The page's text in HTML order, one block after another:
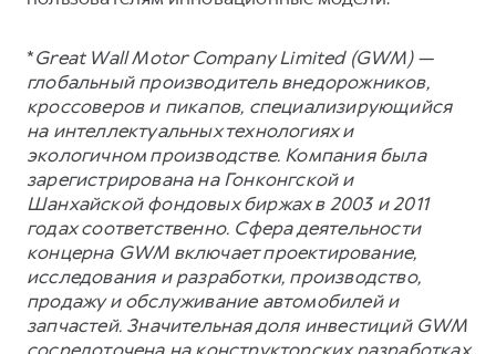
*Great Wall Motor Company Limited (GWM) —
глобальный производитель внедорожников,
кроссоверов и пикапов, специализирующийся
на интеллектуальных технологиях и
экологичном производстве. Компания была
зарегистрирована на Гонконгской и
Шанхайской фондовых биржах в 2003 и 2011
годах соответственно. Сфера деятельности
концерна GWM включает проектирование,
исследования и разработки, производство,
продажу и обслуживание автомобилей и
запчастей. Значительная доля инвестиций GWM